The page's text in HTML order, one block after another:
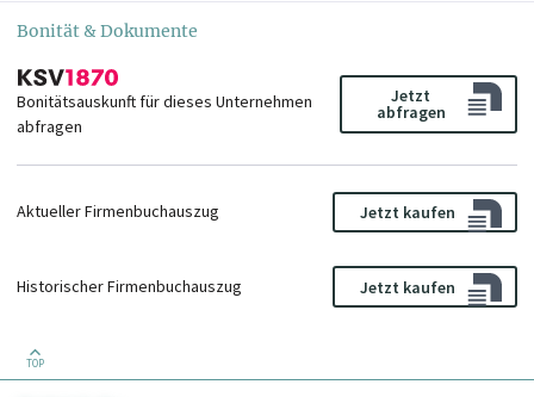
Bonität & Dokumente
Bonitätsauskunft für dieses Unternehmen
abfragen
Jetzt
abfragen
Aktueller Firmenbuchauszug Jetzt kaufen
Historischer Firmenbuchauszug Jetzt kaufen
TOP